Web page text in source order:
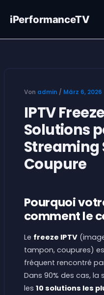
InhaltiPerformanceTV
Von admin / März 6, 2026
IPTV
Solutions
Streaming
Coupure
Pourquoi
comment le
Le freeze IPTV
tampon, coupures)
fréquent rencontré
Dans 90% des cas, la
les 10 solutions les